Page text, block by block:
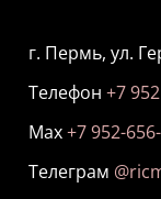
г. Пермь, ул.
Телефон +7
Мах+7 952-
Телеграм